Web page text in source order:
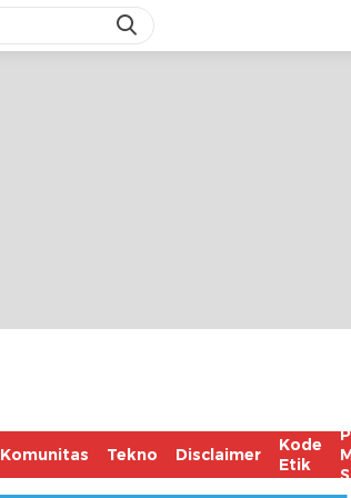
Komunitas Tekno Disclaimer
Kode
Etik